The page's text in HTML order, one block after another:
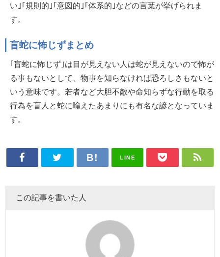
い｣｢規則的｣｢意図的｣｢体系的｣などの言葉が挙げられま
す。
盲蛇に怖じずまとめ
｢盲蛇に怖じず｣は目が見えない人は蛇が見えないので怖が
る事もないとして、物事を知らなければ恐ろしさもないと
いう意味です。若者など大胆不敵や命知らずな行動を取る
行為を盲人と蛇に喩えたあまりにも有名な諺となっていま
す。
LINE
この記事を書いた人